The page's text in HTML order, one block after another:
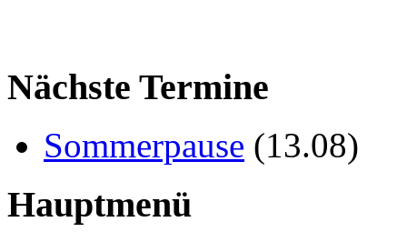
Nächste Termine
Sommerpause (13.08)
Hauptmenü